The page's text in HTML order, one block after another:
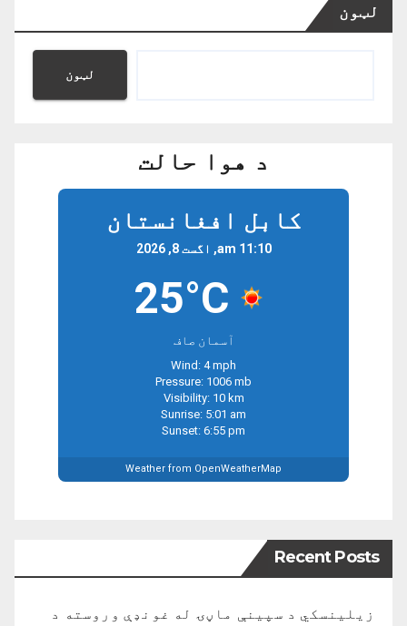
لټون
لټون
د هوا حالت
کابل افغانستان
11:10 am, اگست 8, 2026
25°C
آسمان صاف
Wind: 4 mph
Pressure: 1006 mb
Visibility: 10 km
Sunrise: 5:01 am
Sunset: 6:55 pm
Weather from OpenWeatherMap
Recent Posts
زیلینسکي د سپینې ماڼۍ له غونډې وروسته د